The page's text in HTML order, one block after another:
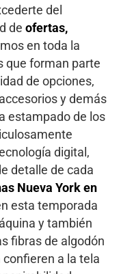
del
de ofertas,
en toda la
que forman parte
de opciones,
y demás
estampado de los
digital,
detalle de cada
Nueva York en
esta temporada
y también
fibras de algodón
a la tela